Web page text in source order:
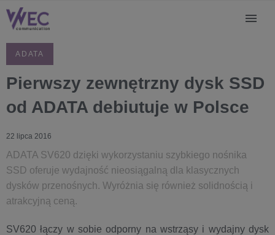
ADATA
Pierwszy zewnętrzny dysk SSD
od ADATA debiutuje w Polsce
22 lipca 2016
ADATA SV620 dzięki wykorzystaniu szybkiego nośnika
SSD oferuje wydajność nieosiągalną dla klasycznych
dysków przenośnych. Wyróżnia się również solidnością i
atrakcyjną ceną.
SV620 łączy w sobie odporny na wstrząsy i wydajny dysk